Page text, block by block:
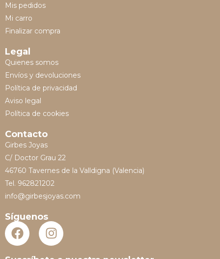
Mis pedidos
Mi carro
Finalizar compra
Legal
Quienes somos
Envíos y devoluciones
Política de privacidad
Aviso legal
Política de cookies
Contacto
Girbes Joyas
C/ Doctor Grau 22
46760 Tavernes de la Valldigna (Valencia)
Tel. 962821202
info@girbesjoyas.com
Síguenos